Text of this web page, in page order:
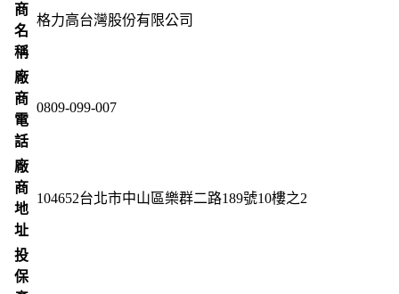
商
名
稱
格力高台灣股份有限公司
廠
商
電
話
0809-099-007
廠
商
地
址
104652台北市中山區樂群二路189號10樓之2
投
保